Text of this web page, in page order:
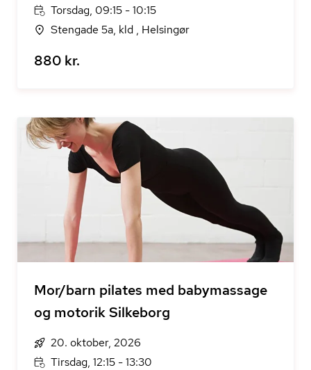
Torsdag, 09:15 - 10:15
Stengade 5a, kld , Helsingør
880 kr.
Mor/barn pilates med babymassage
og motorik Silkeborg
20. oktober, 2026
Tirsdag, 12:15 - 13:30